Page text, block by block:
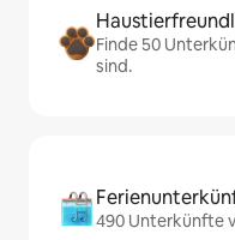
Finde 50
sind.
490 Unterkünfte